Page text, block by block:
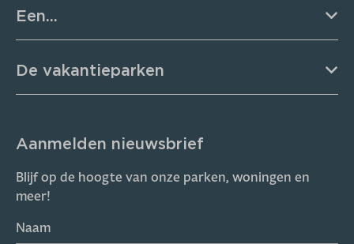
Een...
De vakantieparken
Aanmelden nieuwsbrief
Blijf op de hoogte van onze parken, woningen en
meer!
Naam